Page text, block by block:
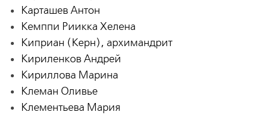
Карташев Антон
Кемппи Риикка Хелена
Киприан (Керн), архимандрит
Кириленков Андрей
Кириллова Марина
Клеман Оливье
Клементьева Мария